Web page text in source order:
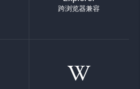
跨浏览器兼容